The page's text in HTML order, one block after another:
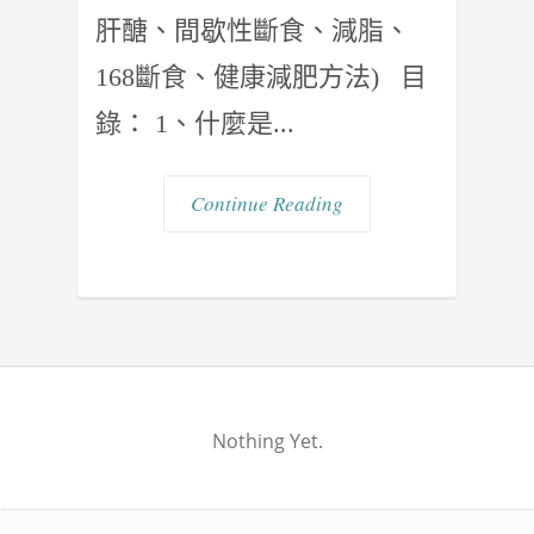
肝醣、間歇性斷食、減脂、
168斷食、健康減肥方法) 目
錄： 1、什麼是...
Continue Reading
Nothing Yet.